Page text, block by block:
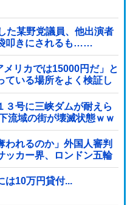
た某野党議員、他出演者
叩きにされるも……
リカでは15000円だ」と
ている場所をよく検証し
３号に三峡ダムが耐えら
流域の街が壊滅状態ｗｗ
われるのか」外国人審判
ッカー界、ロンドン五輪
「前例がない」
は10万円貸付...